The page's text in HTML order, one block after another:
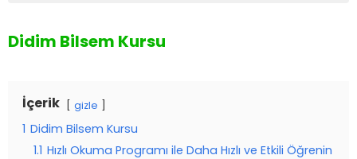
Didim Bilsem Kursu
İçerik gizle
1 Didim Bilsem Kursu
1.1 Hızlı Okuma Programı ile Daha Hızlı ve Etkili Öğrenin